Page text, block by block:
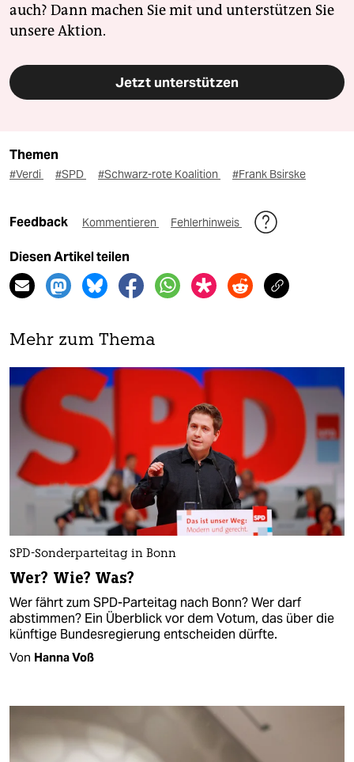
auch? Dann machen Sie mit und unterstützen Sie
unsere Aktion.
Jetzt unterstützen
Themen
#Verdi #SPD #Schwarz-rote Koalition #Frank Bsirske
Feedback Kommentieren Fehlerhinweis
Diesen Artikel teilen
Mehr zum Thema
SPD-Sonderparteitag in Bonn
Wer? Wie? Was?
Wer fährt zum SPD-Parteitag nach Bonn? Wer darf
abstimmen? Ein Überblick vor dem Votum, das über die
künftige Bundesregierung entscheiden dürfte.
Von Hanna Voß